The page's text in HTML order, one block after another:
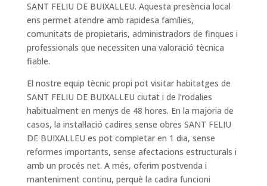
SANT FELIU DE BUIXALLEU. Aquesta presència local
ens permet atendre amb rapidesa famílies,
comunitats de propietaris, administradors de finques i
professionals que necessiten una valoració tècnica
fiable.
El nostre equip tècnic propi pot visitar habitatges de
SANT FELIU DE BUIXALLEU ciutat i de l’rodalies
habitualment en menys de 48 hores. En la majoria de
casos, la instal·lació cadires sense obres SANT FELIU
DE BUIXALLEU es pot completar en 1 dia, sense
reformes importants, sense afectacions estructurals i
amb un procés net. A més, oferim postvenda i
manteniment continu, perquè la cadira funcioni